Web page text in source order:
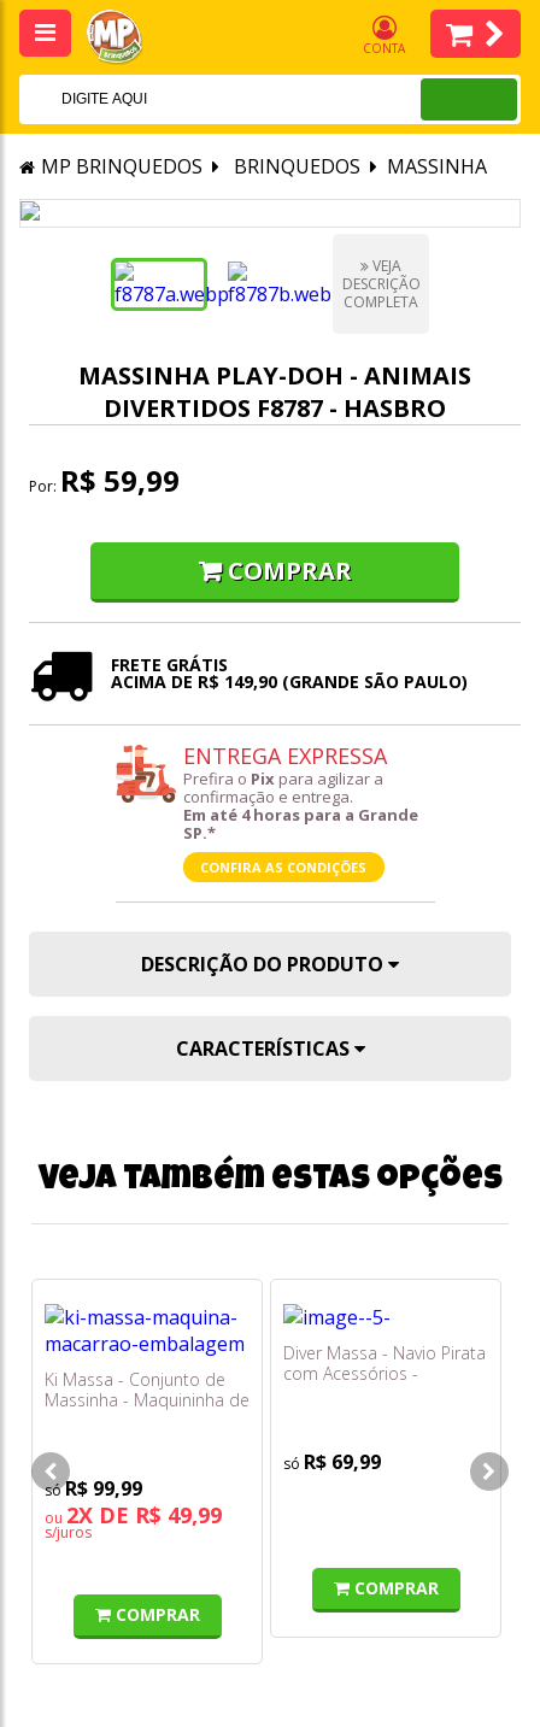
CONTA
MP BRINQUEDOS BRINQUEDOS MASSINHA
VEJA
DESCRIÇÃO
COMPLETA
MASSINHA PLAY-DOH - ANIMAIS
DIVERTIDOS F8787 - HASBRO
Por: R$ 59,99
COMPRAR
FRETE GRÁTIS
ACIMA DE R$ 149,90 (GRANDE SÃO PAULO)
ENTREGA EXPRESSA
Prefira o Pix para agilizar a
confirmação e entrega.
Em até 4 horas para a Grande
SP.*
CONFIRA AS CONDIÇÕES
DESCRIÇÃO DO PRODUTO
CARACTERÍSTICAS
Veja também estas opções
Ki Massa - Conjunto de
Massinha - Maquininha de
R$ 99,99
ou 2X DE R$ 49,99
s/juros
COMPRAR
Diver Massa - Navio Pirata
com Acessórios -
R$ 69,99
COMPRAR